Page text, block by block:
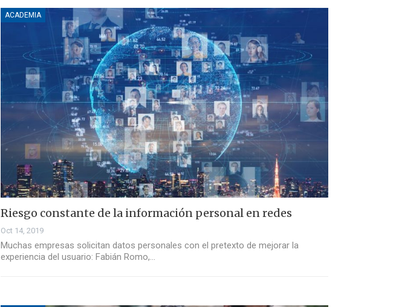
ACADEMIA
Riesgo constante de la información personal en redes
Oct 14, 2019
Muchas empresas solicitan datos personales con el pretexto de mejorar la
experiencia del usuario: Fabián Romo,…